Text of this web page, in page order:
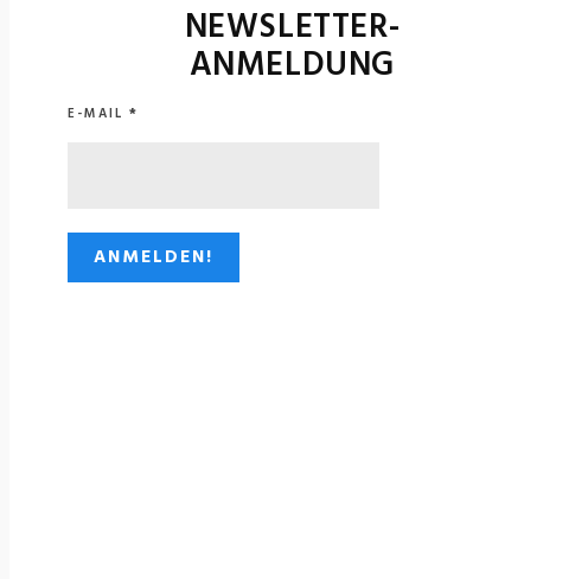
NEWSLETTER-
ANMELDUNG
E-MAIL *